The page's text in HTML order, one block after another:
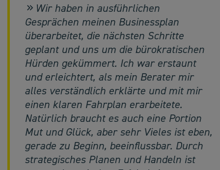
Wir haben in ausführlichen
Gesprächen meinen Businessplan
überarbeitet, die nächsten Schritte
geplant und uns um die bürokratischen
Hürden gekümmert. Ich war erstaunt
und erleichtert, als mein Berater mir
alles verständlich erklärte und mit mir
einen klaren Fahrplan erarbeitete.
Natürlich braucht es auch eine Portion
Mut und Glück, aber sehr Vieles ist eben,
gerade zu Beginn, beeinflussbar. Durch
strategisches Planen und Handeln ist